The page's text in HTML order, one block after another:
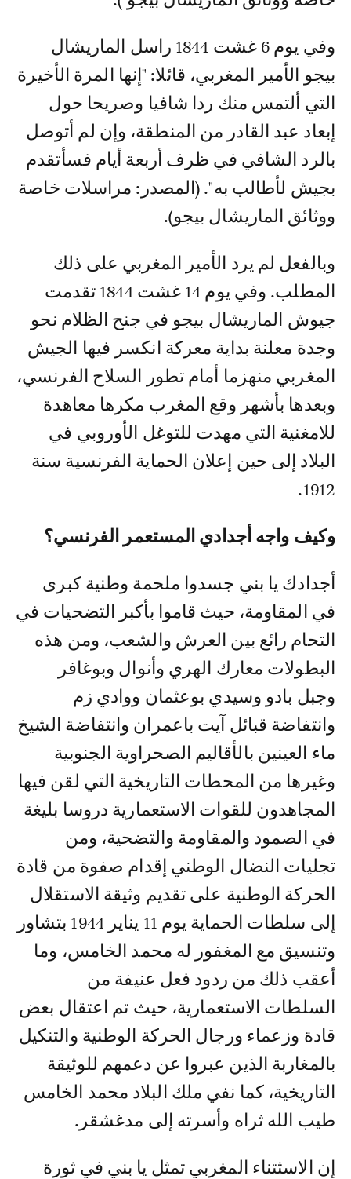
وفي يوم 6 غشت 1844 راسل الماريشال
بيجو الأمير المغربي، قائلا: "إنها المرة الأخيرة
التي ألتمس منك ردا شافيا وصريحا حول
إبعاد عبد القادر من المنطقة، وإن لم أتوصل
بالرد الشافي في ظرف أربعة أيام فسأتقدم
بجيش لأطالب به". (المصدر: مراسلات خاصة
ووثائق الماريشال بيجو).
وبالفعل لم يرد الأمير المغربي على ذلك
المطلب. وفي يوم 14 غشت 1844 تقدمت
جيوش الماريشال بيجو في جنح الظلام نحو
وجدة معلنة بداية معركة انكسر فيها الجيش
المغربي منهزما أمام تطور السلاح الفرنسي،
وبعدها بأشهر وقع المغرب مكرها معاهدة
للامغنية التي مهدت للتوغل الأوروبي في
البلاد إلى حين إعلان الحماية الفرنسية سنة
1912.
وكيف واجه أجدادي المستعمر الفرنسي؟
أجدادك يا بني جسدوا ملحمة وطنية كبرى
في المقاومة، حيث قاموا بأكبر التضحيات في
التحام رائع بين العرش والشعب، ومن هذه
البطولات معارك الهري وأنوال وبوغافر
وجبل بادو وسيدي بوعثمان ووادي زم
وانتفاضة قبائل آيت باعمران وانتفاضة الشيخ
ماء العينين بالأقاليم الصحراوية الجنوبية
وغيرها من المحطات التاريخية التي لقن فيها
المجاهدون للقوات الاستعمارية دروسا بليغة
في الصمود والمقاومة والتضحية، ومن
تجليات النضال الوطني إقدام صفوة من قادة
الحركة الوطنية على تقديم وثيقة الاستقلال
إلى سلطات الحماية يوم 11 يناير 1944 بتشاور
وتنسيق مع المغفور له محمد الخامس، وما
أعقب ذلك من ردود فعل عنيفة من
السلطات الاستعمارية، حيث تم اعتقال بعض
قادة وزعماء ورجال الحركة الوطنية والتنكيل
بالمغاربة الذين عبروا عن دعمهم للوثيقة
التاريخية، كما نفي ملك البلاد محمد الخامس
طيب الله ثراه وأسرته إلى مدغشقر.
إن الاسثتناء المغربي تمثل يا بني في ثورة